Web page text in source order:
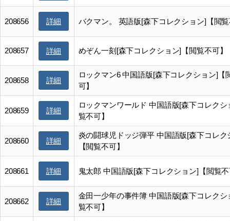
208656 詳細 バクマン。 英語版[森下コレクション]【閲
208657 詳細 めぞん一刻[森下コレクション]【閲覧不可】
208658 詳細
ロックマン6 中国語版[森下コレクション]【
可】
208659 詳細
ロックマンワールド 中国語版[森下コレクシ
覧不可】
208660 詳細
炎の闘球児ドッジ弾平 中国語版[森下コレク
【閲覧不可】
208661 詳細 鬼太郎 中国語版[森下コレクション]【閲覧
208662 詳細
金田一少年の事件簿 中国語版[森下コレクシ
覧不可】